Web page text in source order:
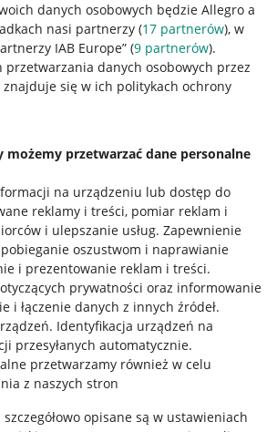
danych osobowych będzie Allegro a
nasi partnerzy (17 partnerów), w
IAB Europe” (9 partnerów).
przetwarzania danych osobowych przez
się w ich politykach ochrony
możemy przetwarzać dane personalne
na urządzeniu lub dostęp do
reklamy i treści, pomiar reklam i
i ulepszanie usług. Zapewnienie
oszustwom i naprawianie
i prezentowanie reklam i treści.
prywatności oraz informowanie
i łączenie danych z innych źródeł.
. Identyfikacja urządzeń na
przesyłanych automatycznie.
przetwarzamy również w celu
z naszych stron
opisane są w ustawieniach
kupujących